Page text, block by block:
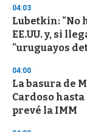
04:03
Lubetkin: "No
EE.UU. y, si
"uruguayos
04:00
La basura de
Cardoso hasta
prevé la IMM